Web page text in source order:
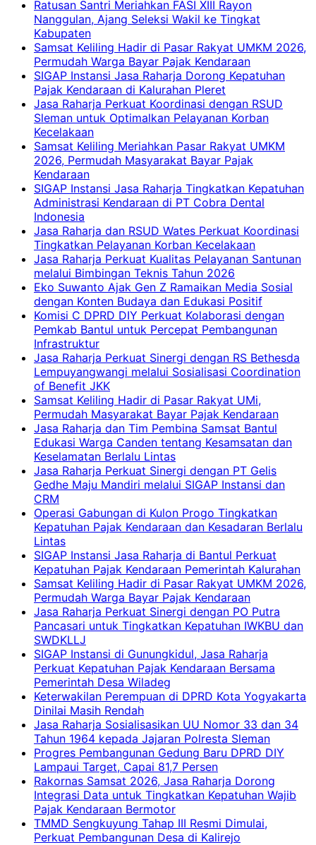
Ratusan Santri Meriahkan FASI XIII Rayon
Nanggulan, Ajang Seleksi Wakil ke Tingkat
Kabupaten
Samsat Keliling Hadir di Pasar Rakyat UMKM 2026,
Permudah Warga Bayar Pajak Kendaraan
SIGAP Instansi Jasa Raharja Dorong Kepatuhan
Pajak Kendaraan di Kalurahan Pleret
Jasa Raharja Perkuat Koordinasi dengan RSUD
Sleman untuk Optimalkan Pelayanan Korban
Kecelakaan
Samsat Keliling Meriahkan Pasar Rakyat UMKM
2026, Permudah Masyarakat Bayar Pajak
Kendaraan
SIGAP Instansi Jasa Raharja Tingkatkan Kepatuhan
Administrasi Kendaraan di PT Cobra Dental
Indonesia
Jasa Raharja dan RSUD Wates Perkuat Koordinasi
Tingkatkan Pelayanan Korban Kecelakaan
Jasa Raharja Perkuat Kualitas Pelayanan Santunan
melalui Bimbingan Teknis Tahun 2026
Eko Suwanto Ajak Gen Z Ramaikan Media Sosial
dengan Konten Budaya dan Edukasi Positif
Komisi C DPRD DIY Perkuat Kolaborasi dengan
Pemkab Bantul untuk Percepat Pembangunan
Infrastruktur
Jasa Raharja Perkuat Sinergi dengan RS Bethesda
Lempuyangwangi melalui Sosialisasi Coordination
of Benefit JKK
Samsat Keliling Hadir di Pasar Rakyat UMi,
Permudah Masyarakat Bayar Pajak Kendaraan
Jasa Raharja dan Tim Pembina Samsat Bantul
Edukasi Warga Canden tentang Kesamsatan dan
Keselamatan Berlalu Lintas
Jasa Raharja Perkuat Sinergi dengan PT Gelis
Gedhe Maju Mandiri melalui SIGAP Instansi dan
CRM
Operasi Gabungan di Kulon Progo Tingkatkan
Kepatuhan Pajak Kendaraan dan Kesadaran Berlalu
Lintas
SIGAP Instansi Jasa Raharja di Bantul Perkuat
Kepatuhan Pajak Kendaraan Pemerintah Kalurahan
Samsat Keliling Hadir di Pasar Rakyat UMKM 2026,
Permudah Warga Bayar Pajak Kendaraan
Jasa Raharja Perkuat Sinergi dengan PO Putra
Pancasari untuk Tingkatkan Kepatuhan IWKBU dan
SWDKLLJ
SIGAP Instansi di Gunungkidul, Jasa Raharja
Perkuat Kepatuhan Pajak Kendaraan Bersama
Pemerintah Desa Wiladeg
Keterwakilan Perempuan di DPRD Kota Yogyakarta
Dinilai Masih Rendah
Jasa Raharja Sosialisasikan UU Nomor 33 dan 34
Tahun 1964 kepada Jajaran Polresta Sleman
Progres Pembangunan Gedung Baru DPRD DIY
Lampaui Target, Capai 81,7 Persen
Rakornas Samsat 2026, Jasa Raharja Dorong
Integrasi Data untuk Tingkatkan Kepatuhan Wajib
Pajak Kendaraan Bermotor
TMMD Sengkuyung Tahap III Resmi Dimulai,
Perkuat Pembangunan Desa di Kalirejo